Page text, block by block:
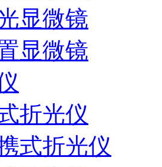
显微镜
显微镜
折光仪
式折光仪